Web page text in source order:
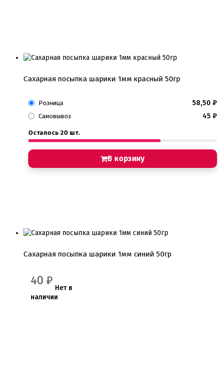
Сахарная посыпка шарики 1мм красный 50гр
Розница 58,50 ₽
Самовывоз 45 ₽
Осталось 20 шт.
В корзину
Сахарная посыпка шарики 1мм синий 50гр
40 ₽
Нет в
наличии